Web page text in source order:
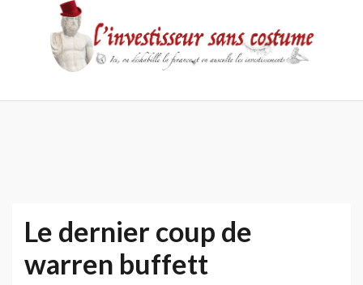
confidentialité
Le dernier coup de
warren buffett